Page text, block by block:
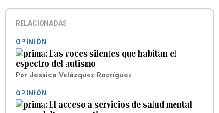
RELACIONADAS
OPINIÓN
Las voces silentes que habitan el
espectro del autismo
Por Jessica Velázquez Rodríguez
OPINIÓN
El acceso a servicios de salud mental